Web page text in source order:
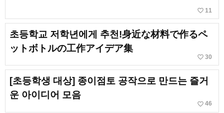
favorite_border 11
초등학교 저학년에게 추천!身近な材料で作るペ
ットボトルの工作アイデア集
favorite_border 30
[초등학생 대상] 종이점토 공작으로 만드는 즐거
운 아이디어 모음
favorite_border 46